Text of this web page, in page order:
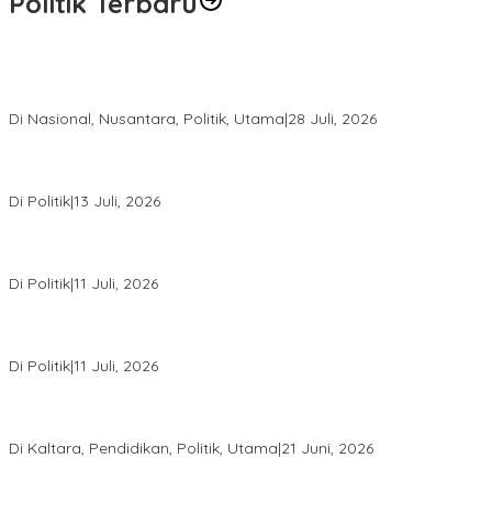
Di Nasional, Nusantara, Politik, Utama|28 Juli, 2026
Di Politik|13 Juli, 2026
Di Politik|11 Juli, 2026
Di Politik|11 Juli, 2026
Di Kaltara, Pendidikan, Politik, Utama|21 Juni, 2026